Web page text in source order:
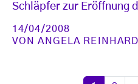
Schläpfer zur Eröffnung
14/04/2008
VONANGELA
Seitennummerierung